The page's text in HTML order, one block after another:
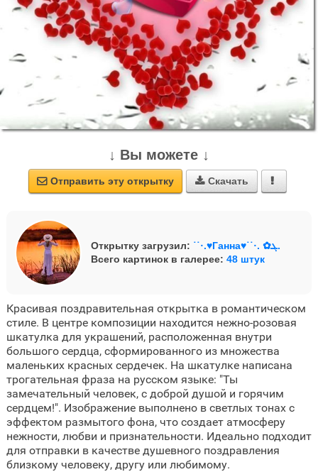
↓ Вы можете ↓
 Отправить эту открытку  Скачать 
Открытку загрузил:
˙˙·.♥Ганна♥˙˙·. ✿ܓ.
Всего картинок в галерее: 48 штук
Красивая поздравительная открытка в романтическом
стиле. В центре композиции находится нежно-розовая
шкатулка для украшений, расположенная внутри
большого сердца, сформированного из множества
маленьких красных сердечек. На шкатулке написана
трогательная фраза на русском языке: "Ты
замечательный человек, с доброй душой и горячим
сердцем!". Изображение выполнено в светлых тонах с
эффектом размытого фона, что создает атмосферу
нежности, любви и признательности. Идеально подходит
для отправки в качестве душевного поздравления
близкому человеку, другу или любимому.